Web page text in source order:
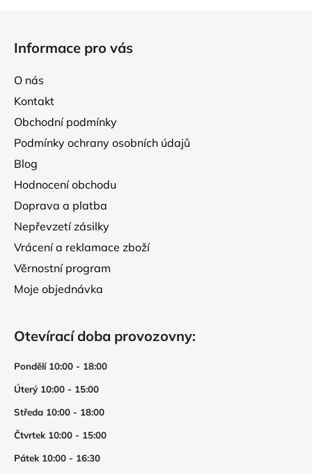
Informace pro vás
O nás
Kontakt
Obchodní podmínky
Podmínky ochrany osobních údajů
Blog
Hodnocení obchodu
Doprava a platba
Nepřevzetí zásilky
Vrácení a reklamace zboží
Věrnostní program
Moje objednávka
Otevírací doba provozovny:
Pondělí 10:00 - 18:00
Úterý 10:00 - 15:00
Středa 10:00 - 18:00
Čtvrtek 10:00 - 15:00
Pátek 10:00 - 16:30